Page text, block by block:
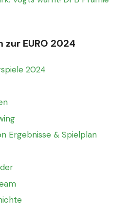
EURO 2024
2024
Ergebnisse & Spielplan